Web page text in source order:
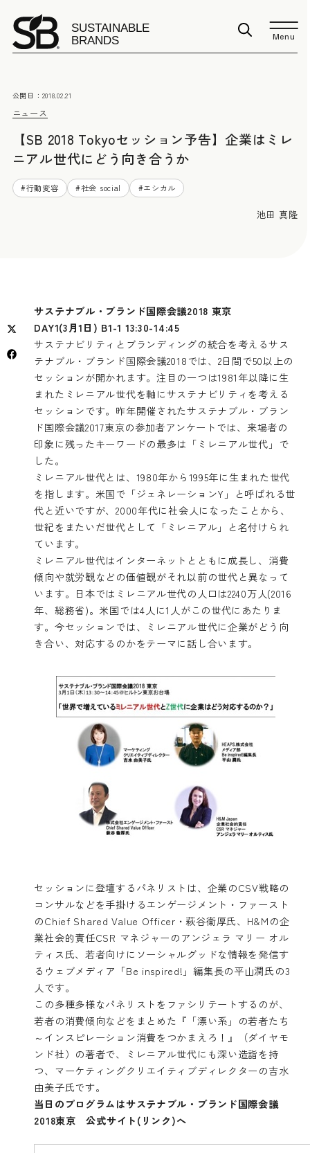
Menu
ニュース
公開日： 2018.02.21
【SB 2018 Tokyoセッション予告】企業はミレ
ニアル世代にどう向き合うか
#行動変容 #社会 social #エシカル
池田 真隆
サステナブル・ブランド国際会議2018 東京
DAY1(3月1日) B1-1 13:30-14:45
サステナビリティとブランディングの統合を考えるサス
テナブル・ブランド国際会議2018では、2日間で50以上の
セッションが開かれます。注目の一つは1981年以降に生
まれたミレニアル世代を軸にサステナビリティを考える
セッションです。昨年開催されたサステナブル・ブラン
ド国際会議2017東京の参加者アンケートでは、来場者の
印象に残ったキーワードの最多は「ミレニアル世代」で
した。
ミレニアル世代とは、1980年から1995年に生まれた世代
を指します。米国で「ジェネレーションY」と呼ばれる世
代と近いですが、2000年代に社会人になったことから、
世紀をまたいだ世代として「ミレニアル」と名付けられ
ています。
ミレニアル世代はインターネットとともに成長し、消費
傾向や就労観などの価値観がそれ以前の世代と異なって
います。日本ではミレニアル世代の人口は2240万人(2016
年、総務省)。米国では4人に1人がこの世代にあたりま
す。今セッションでは、ミレニアル世代に企業がどう向
き合い、対応するのかをテーマに話し合います。
セッションに登壇するパネリストは、企業のCSV戦略の
コンサルなどを手掛けるエンゲージメント・ファースト
のChief Shared Value Officer・萩谷衞厚氏、H&Mの企
業社会的責任CSR マネジャーのアンジェラ マリー オル
ティス氏、若者向けにソーシャルグッドな情報を発信す
るウェブメディア「Be inspired!」編集長の平山潤氏の3
人です。
この多種多様なパネリストをファシリテートするのが、
若者の消費傾向などをまとめた『「漂い系」の若者たち
～インスピレーション消費をつかまえろ！』（ダイヤモ
ンド社）の著者で、ミレニアル世代にも深い造詣を持
つ、マーケティングクリエイティブディレクターの吉水
由美子氏です。
当日のプログラムはサステナブル・ブランド国際会議
2018東京 公式サイト(リンク)へ